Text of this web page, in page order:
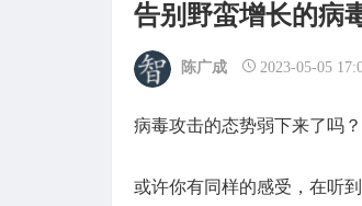
告别野蛮增长的病
陈广成 2023-05-05
病毒攻击的态势弱下来了吗？
或许你有同样的感受，在听